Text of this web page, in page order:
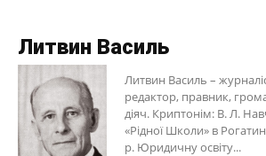
Литвин Василь
Литвин Василь –
редактор, правник,
діяч. Криптонім: В. Л.
«Рідної Школи» в
р. Юридичну освіту...